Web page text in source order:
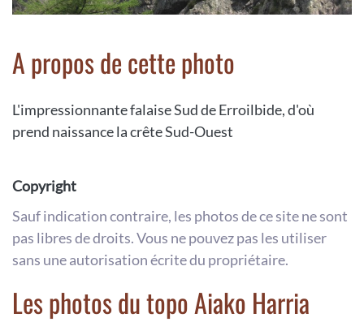
A propos de cette photo
L'impressionnante falaise Sud de Erroilbide, d'où
prend naissance la crête Sud-Ouest
Copyright
Sauf indication contraire, les photos de ce site ne sont
pas libres de droits. Vous ne pouvez pas les utiliser
sans une autorisation écrite du propriétaire.
Les photos du topo Aiako Harria